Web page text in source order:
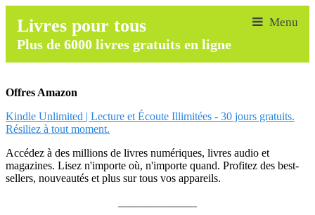
Livres pour tous
Plus de 6000 livres gratuits en ligne
Offres Amazon
Kindle Unlimited | Lecture et Écoute Illimitées - 30 jours gratuits.
Résiliez à tout moment.
Accédez à des millions de livres numériques, livres audio et
magazines. Lisez n'importe où, n'importe quand. Profitez des best-
sellers, nouveautés et plus sur tous vos appareils.